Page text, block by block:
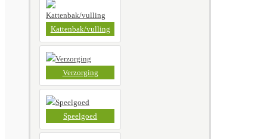
Kattenbak/vulling
Verzorging
Speelgoed